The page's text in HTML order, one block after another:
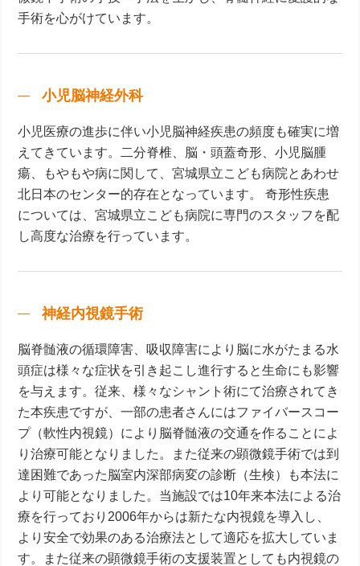
手術を心がけています。
小児脳神経外科
小児医療の進歩に伴い小児脳神経疾患の頻度も確実に増
えてきています。二分脊椎、脳・頭蓋奇形、小児脳腫
瘍、もやもや病に関して、宮城県立こども病院とあわせ
北日本のセンター的存在となっています。 奇形性疾患
については、宮城県立こども病院に専門のスタッフを配
し高度な治療を行っています。
神経内視鏡手術
脳脊髄液の循環障害、吸収障害により脳に水がたまる水
頭症は様々な症状を引き起こし進行すると生命にも影響
を与えます。従来、様々なシャント術にて治療されてき
た本疾患ですが、一部の患者さんにはファイバースコー
プ（軟性内視鏡）により脳脊髄液の交通を作ることによ
り治療可能となりました。また従来の顕微鏡手術では到
達困難であった脳室内深部病変の診断（生検）も本法に
より可能となりました。当施設では10年来本法による治
療を行っており2006年からは新たな内視鏡を導入し、
より安全で効果のある治療法として適応を拡大していま
す。また従来の顕微鏡手術の支援装置としても内視鏡の